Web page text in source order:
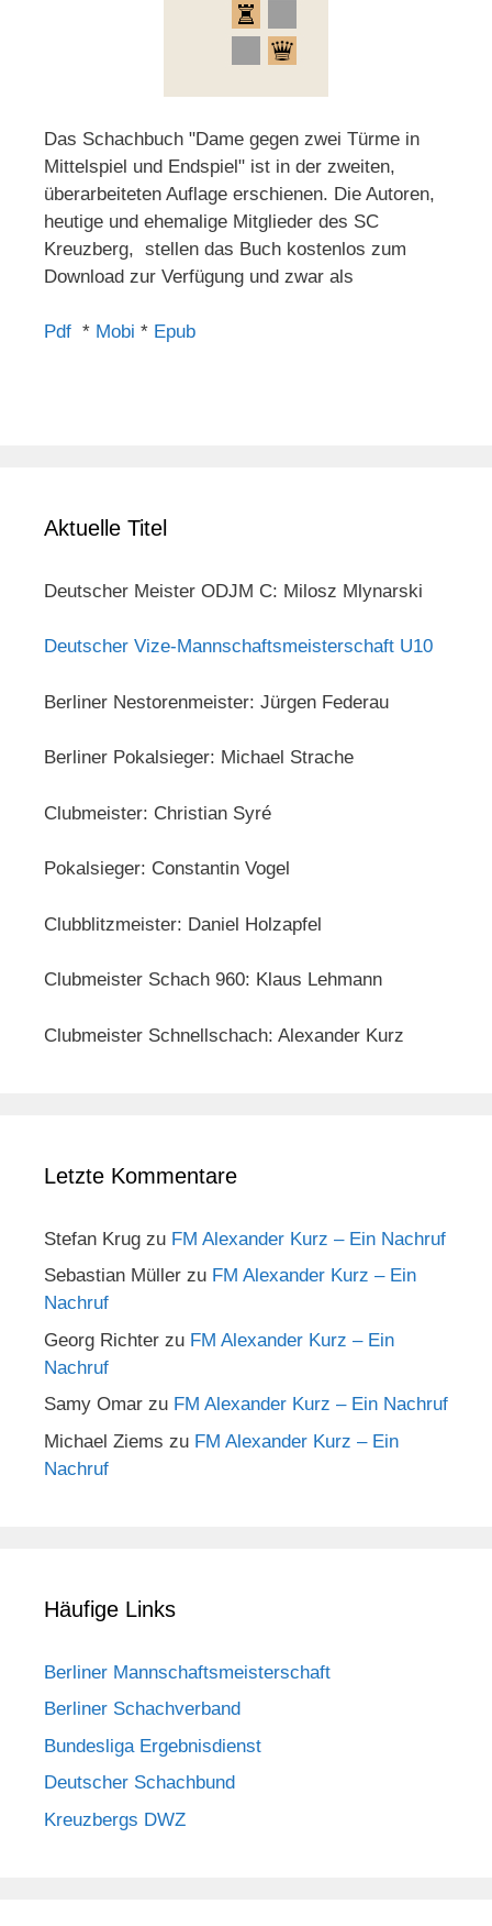
Das Schachbuch "Dame gegen zwei Türme in
Mittelspiel und Endspiel" ist in der zweiten,
überarbeiteten Auflage erschienen. Die Autoren,
heutige und ehemalige Mitglieder des SC
Kreuzberg, stellen das Buch kostenlos zum
Download zur Verfügung und zwar als
Pdf * Mobi * Epub
Aktuelle Titel
Deutscher Meister ODJM C: Milosz Mlynarski
Deutscher Vize-Mannschaftsmeisterschaft U10
Berliner Nestorenmeister: Jürgen Federau
Berliner Pokalsieger: Michael Strache
Clubmeister: Christian Syré
Pokalsieger: Constantin Vogel
Clubblitzmeister: Daniel Holzapfel
Clubmeister Schach 960: Klaus Lehmann
Clubmeister Schnellschach: Alexander Kurz
Letzte Kommentare
Stefan Krug zu FM Alexander Kurz – Ein Nachruf
Sebastian Müller zu FM Alexander Kurz – Ein
Nachruf
Georg Richter zu FM Alexander Kurz – Ein
Nachruf
Samy Omar zu FM Alexander Kurz – Ein Nachruf
Michael Ziems zu FM Alexander Kurz – Ein
Nachruf
Häufige Links
Berliner Mannschaftsmeisterschaft
Berliner Schachverband
Bundesliga Ergebnisdienst
Deutscher Schachbund
Kreuzbergs DWZ